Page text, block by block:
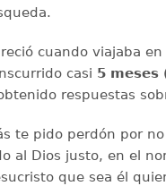
cuando viajaba
casi 5 meses
respuestas
te pido perdón por
al Dios justo, en el
que sea él